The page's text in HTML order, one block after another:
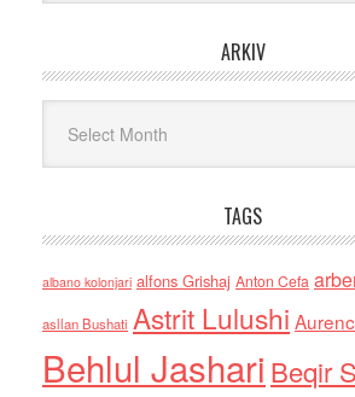
ARKIV
TAGS
albano kolonjari alfons Grishaj Anton Cefa
asllan Bushati Astrit Lulushi
Behlul Jashari Beqir